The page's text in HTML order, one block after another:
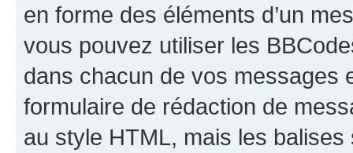
en forme des éléments d’un
vous pouvez utiliser les
dans chacun de vos messages
formulaire de rédaction de
au style HTML, mais les